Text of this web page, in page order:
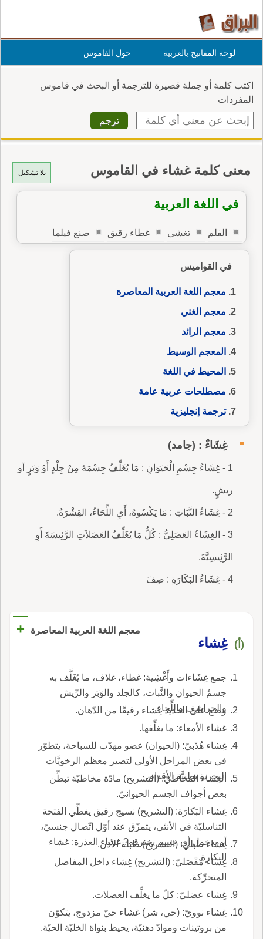
لوحة المفاتيح بالعربية حول القاموس
اكتب كلمة أو جملة قصيرة للترجمة أو البحث في قاموس
المفردات
بلا تشكيل معنى كلمة غشاء في القاموس
في اللغة العربية
الفلم تغشى غطاء رقيق صنع فيلما
في القواميس
معجم اللغة العربية المعاصرة
معجم الغني
معجم الرائد
المعجم الوسيط
المحيط في اللغة
مصطلحات عربية عامة
ترجمة إنجليزية
غِشَاءٌ : (جامد)
1 - غِشَاءُ جِسْمِ الْحَيَوَانِ : مَا يُغَلِّفُ جِسْمَهُ مِنْ جِلْدٍ أَوْ وَبَرٍ أو
ريشٍ.
2 - غِشَاءُ النَّبَاتِ : مَا يَكْسُوهُ، أَيِ اللِّحَاءُ، القِشْرَةُ.
3 - الغِشَاءُ العَضَلِيُّ : كُلُّ مَا يُغَلِّفُ العَضَلاَتِ الرَّئِيسَةَ أَوِ
الرَّئِيسِيَّةَ.
4 - غِشَاءُ البَكَارَةِ : صِفَ
معجم اللغة العربية المعاصرة +
(أ) غِشاء
جمع غِشَاءات وأَغْشِية: غطاء، غلاف، ما يُغَلَّف به
جسمُ الحيوان والنَّبات، كالجلد والوَبَر والرِّيش
والحراشف واللِّحاء.
وضع على الحديد غِشاء رقيقًا من الدّهان.
غشاء الأمعاء: ما يغلِّفها.
غِشاء هُدْبيّ: (الحيوان) عضو مهدّب للسباحة، يتطوّر
في بعض المراحل الأولى لتصير معظم الرخويَّات
البحرية بطنيَّة الأقدام.
الغِشاء المخاطيّ: (التشريح) مادّة مخاطيّة تبطِّن
بعض أجواف الجسم الحيوانيّ.
غِشاء البَكارَة: (التشريح) نسيج رقيق يغطِّي الفتحة
التناسليّة في الأنثى، يتمزّق عند أوّل اتّصال جنسيّ،
أو بدخول أي جسم يخترقه? غشاء العذرة: غشاء
البكارة.
غِشاء طبليّ: (التشريح) طبلة الأذن.
غِشاء مَفْصَليّ: (التشريح) غِشاء داخل المفاصل
المتحرِّكة.
غِشاء عضليّ: كلّ ما يغلِّف العضلات.
غِشاء نوويّ: (حي، شر) غشاء حيّ مزدوج، يتكوّن
من بروتينات وموادّ دهنيّة، يحيط بنواة الخليّة الحيّة.